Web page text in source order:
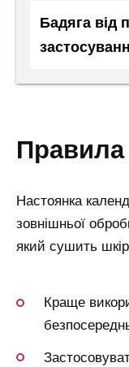
Бадяга від
Настоянка
зовнішньої
який сушить
Краще